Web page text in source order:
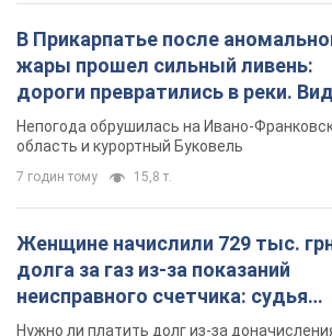
В Прикарпатье после
жары прошел сильный ливень:
дороги превратились в реки.
Непогода обрушилась на Ивано-
область и курортный Буковель
7 годин тому 15,8 т.
Женщине начислили 729 тыс.
долга за газ из-за показаний
неисправного счетчика: судья
вынес неожиданное решение
Нужно ли платить долг из-за